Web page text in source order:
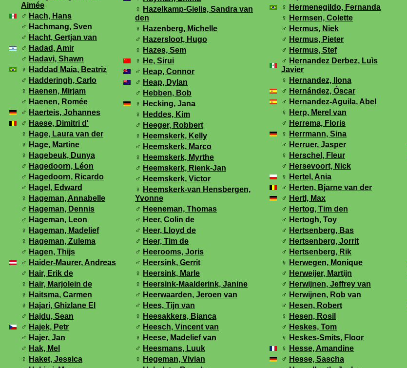
Aimée
♂ Hach, Hans
♂ Hachmang, Sven
♂ Hacht, Gertjan van
♂ Hadad, Amir
♂ Hadavi, Shawn
♀ Haddad Maia, Beatriz
♂ Hadderingh, Carlo
♀ Haenen, Mirjam
♂ Haenen, Romée
♂ Haerteis, Johannes
♂ Haese, Dimitri d'
♀ Hage, Laura van der
♀ Hage, Martine
♀ Hagebeuk, Dunya
♂ Hagedoorn, Léon
♂ Hagedoorn, Ricardo
♂ Hagel, Edward
♀ Hageman, Annabelle
♂ Hageman, Dennis
♂ Hageman, Leon
♀ Hageman, Madelief
♀ Hageman, Zulema
♂ Hagen, Thijs
♂ Haider-Maurer, Andreas
♂ Hair, Erik de
♀ Hair, Marjolein de
♀ Haitsma, Carmen
♀ Hajari, Ghizlane El
♂ Hajdu, Sean
♂ Hajek, Petr
♂ Hajer, Jan
♂ Hak, Mel
♀ Haket, Jessica
♀ Hazelkamp-Gielis, Sandra van
den
♀ Hazenberg, Michelle
♂ Hazersloot, Hugo
♀ Hazes, Sem
♀ He, Sirui
♂ Heap, Connor
♂ Heap, Dylan
♂ Hebben, Bob
♀ Hecking, Jana
♀ Heddes, Kim
♂ Heeger, Robbert
♀ Heemskerk, Kelly
♂ Heemskerk, Marco
♀ Heemskerk, Myrthe
♂ Heemskerk, Rienk-Jan
♂ Heemskerk, Victor
♀ Heemskerk-van Hensbergen,
Yvonne
♂ Heeneman, Thomas
♂ Heer, Colin de
♂ Heer, Lloyd de
♂ Heer, Tim de
♂ Heerooms, Joris
♂ Heersink, Gerrit
♀ Heersink, Marle
♀ Heersink-Maalderink, Janine
♂ Heerwaarden, Jeroen van
♂ Hees, Tijn van
♀ Heesakkers, Bianca
♂ Heesch, Vincent van
♀ Heese, Madelief van
♂ Heesmans, Luuk
♀ Hegeman, Vivian
♀ Hermenegildo, Fernanda
♀ Hermsen, Colette
♂ Hermus, Niek
♂ Hermus, Pieter
♂ Hermus, Stef
♂ Hernandez Derbez, Luìs
Javier
♀ Hernandez, Ilona
♂ Hernández, Óscar
♂ Hernandez-Aguila, Abel
♀ Herp, Merel van
♂ Herrema, Floris
♀ Herrmann, Sina
♂ Herruer, Jasper
♀ Herschel, Fleur
♂ Hersevoort, Nick
♀ Hertel, Ania
♂ Herten, Bjarne van der
♂ Hertl, Max
♂ Hertog, Tim den
♂ Hertogh, Toy
♂ Hertsenberg, Bas
♂ Hertsenberg, Jorrit
♂ Hertsenberg, Rik
♀ Herwegen, Monique
♂ Herweijer, Martijn
♂ Herwijnen, Jeffrey van
♂ Herwijnen, Rob van
♂ Hesen, Robert
♀ Hesen, Rosil
♂ Heskes, Tom
♀ Heskes-Smits, Floor
♀ Hesse, Amandine
♂ Hesse, Sascha